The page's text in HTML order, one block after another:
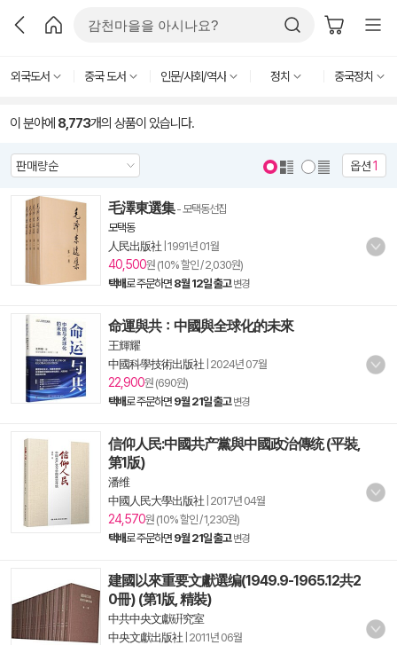
외국도서 중국 도서 인문/사회/역사 정치 중국정치
이 분야에 8,773개의 상품이 있습니다.
옵션1
毛澤東選集- 모택동선집
모택동
人民出版社 1991년 01월
40,500원 (10% 할인 / 2,030원)
택배로 주문하면 8월 12일 출고 변경
命運與共：中國與全球化的未來
王輝耀
中國科學技術出版社 2024년 07월
22,900원 (690원)
택배로 주문하면 9월 21일 출고 변경
信仰人民:中國共产黨與中國政治傳统 (平裝,
第1版)
潘维
中國人民大學出版社 2017년 04월
24,570원 (10% 할인 / 1,230원)
택배로 주문하면 9월 21일 출고 변경
建國以來重要文獻選编(1949.9-1965.12共2
0冊) (第1版, 精裝)
中共中央文獻硏究室
中央文獻出版社 2011년 06월